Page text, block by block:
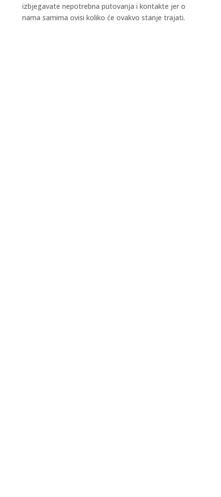
izbjegavate nepotrebna putovanja i kontakte jer o
nama samima ovisi koliko će ovakvo stanje trajati.